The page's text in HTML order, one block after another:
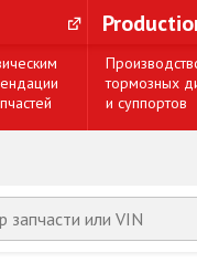
тормозных
и суппортов